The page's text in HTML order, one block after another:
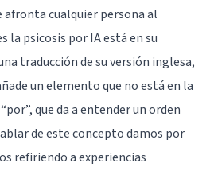
cualquier persona al
la psicosis por IA está en su
traducción de su versión inglesa,
un elemento que no está en la
que da a entender un orden
de este concepto damos por
refiriendo a experiencias